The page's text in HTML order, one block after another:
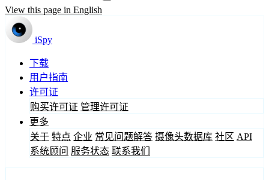
View this page in English
iSpy
下载
用户指南
许可证
购买许可证 管理许可证
更多
关于 特点 企业 常见问题解答 摄像头数据库 社区 API
系统顾问 服务状态 联系我们